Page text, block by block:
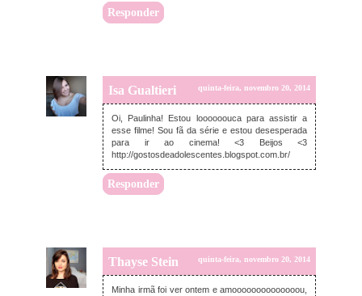
Responder
Isa Gualtieri quinta-feira, novembro 20, 2014
Oi, Paulinha! Estou loooooouca para assistir a
esse filme! Sou fã da série e estou desesperada
para ir ao cinema! <3 Beijos <3
http://gostosdeadolescentes.blogspot.com.br/
Responder
Thayse Stein quinta-feira, novembro 20, 2014
Minha irmã foi ver ontem e amoooooooooooooou,